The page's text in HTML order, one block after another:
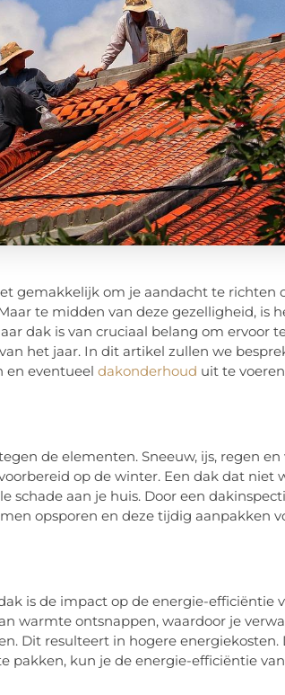
gemakkelijk om je aandacht te richten
te midden van deze gezelligheid, is
dak is van cruciaal belang om ervoor
het jaar. In dit artikel zullen we
en eventueel dakonderhoud uit te
de elementen. Sneeuw, ijs, regen
op de winter. Een dak dat niet
schade aan je huis. Door een
opsporen en deze tijdig aanpakken
is de impact op de energie-efficiëntie
warmte ontsnappen, waardoor je
Dit resulteert in hogere energiekosten.
pakken, kun je de energie-efficiëntie